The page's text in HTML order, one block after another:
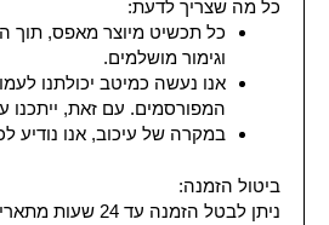
כל מה שצריך לדעת:
כל תכשיט מיוצר מאפס, תוך
וגימור מושלמים.
אנו נעשה כמיטב יכולתנו
המפורסמים. עם זאת, ייתכנו
במקרה של עיכוב, אנו נודיע
ביטול הזמנה:
ניתן לבטל הזמנה עד